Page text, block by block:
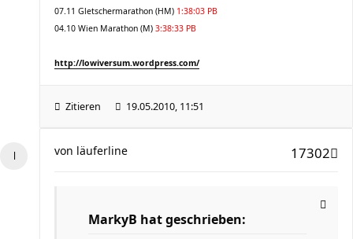
07.11 Gletschermarathon (HM) 1:38:03 PB
04.10 Wien Marathon (M) 3:38:33 PB
http://lowiversum.wordpress.com/
Zitieren 19.05.2010, 11:51
17302
von läuferline
MarkyB hat geschrieben: